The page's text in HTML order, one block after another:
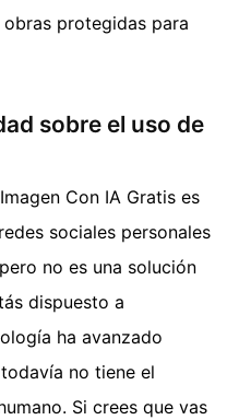
protegidas para
sobre el uso de
Con IA Gratis es
sociales personales
no es una solución
dispuesto a
ha avanzado
no tiene el
Si crees que vas